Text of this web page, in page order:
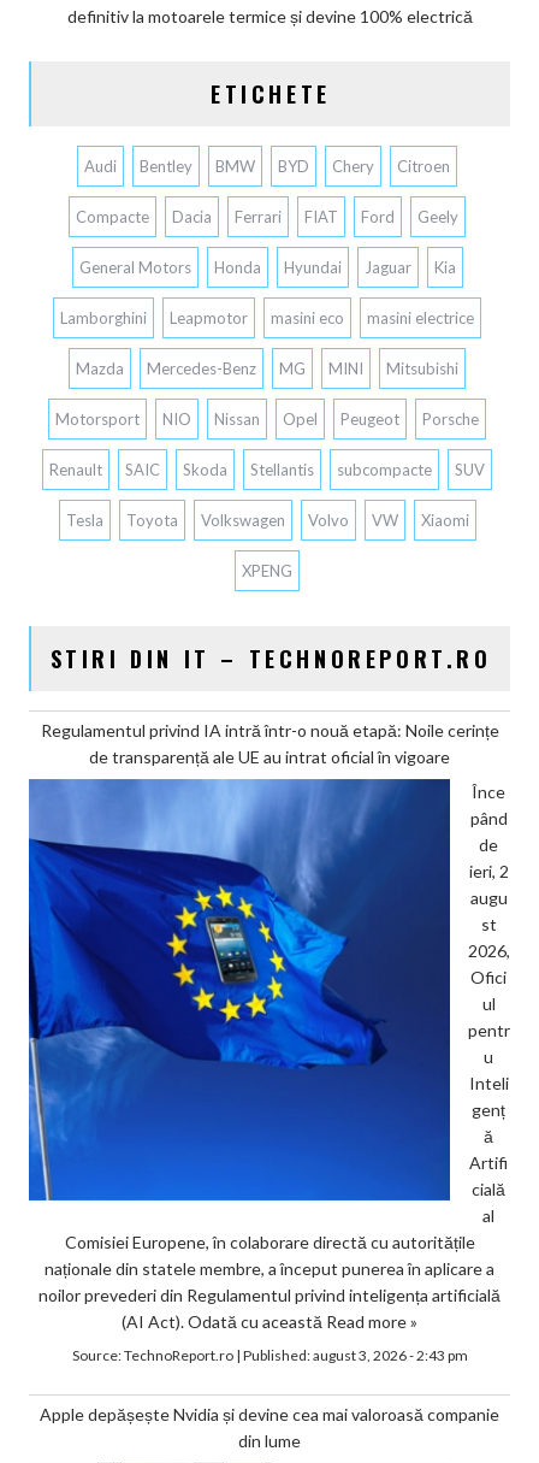
definitiv la motoarele termice și devine 100% electrică
ETICHETE
Audi Bentley BMW BYD Chery Citroen
Compacte Dacia Ferrari FIAT Ford Geely
General Motors Honda Hyundai Jaguar Kia
Lamborghini Leapmotor masini eco masini electrice
Mazda Mercedes-Benz MG MINI Mitsubishi
Motorsport NIO Nissan Opel Peugeot Porsche
Renault SAIC Skoda Stellantis subcompacte SUV
Tesla Toyota Volkswagen Volvo VW Xiaomi
XPENG
STIRI DIN IT – TECHNOREPORT.RO
Regulamentul privind IA intră într-o nouă etapă: Noile cerințe
de transparență ale UE au intrat oficial în vigoare
Înce
pând
de
ieri, 2
augu
st
2026,
Ofici
ul
pentr
u
Inteli
genț
ă
Artifi
cială
al
Comisiei Europene, în colaborare directă cu autoritățile
naționale din statele membre, a început punerea în aplicare a
noilor prevederi din Regulamentul privind inteligența artificială
(AI Act). Odată cu această Read more »
Source:TechnoReport.ro| Published:august 3, 2026 - 2:43 pm
Apple depășește Nvidia și devine cea mai valoroasă companie
din lume